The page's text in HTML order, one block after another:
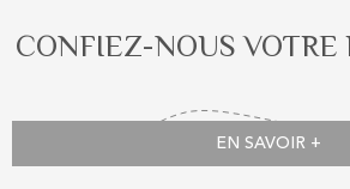
CONFIEZ-NOUS VOTRE
EN SAVOIR +